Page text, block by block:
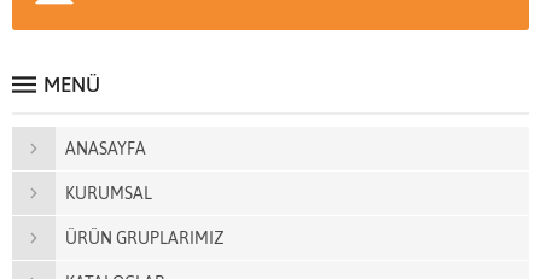
MENÜ
ANASAYFA
KURUMSAL
ÜRÜN GRUPLARIMIZ